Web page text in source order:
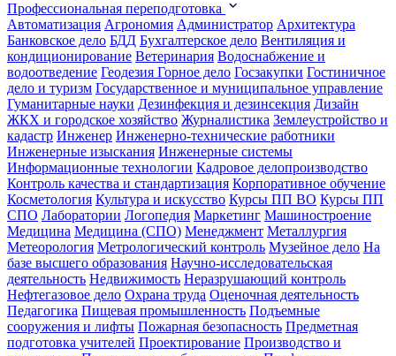
Профессиональная переподготовка
Автоматизация Агрономия Администратор Архитектура
Банковское дело БДД Бухгалтерское дело Вентиляция и
кондиционирование Ветеринария Водоснабжение и
водоотведение Геодезия Горное дело Госзакупки Гостиничное
дело и туризм Государственное и муниципальное управление
Гуманитарные науки Дезинфекция и дезинсекция Дизайн
ЖКХ и городское хозяйство Журналистика Землеустройство и
кадастр Инженер Инженерно-технические работники
Инженерные изыскания Инженерные системы
Информационные технологии Кадровое делопроизводство
Контроль качества и стандартизация Корпоративное обучение
Косметология Культура и искусство Курсы ПП ВО Курсы ПП
СПО Лаборатории Логопедия Маркетинг Машиностроение
Медицина Медицина (СПО) Менеджмент Металлургия
Метеорология Метрологический контроль Музейное дело На
базе высшего образования Научно-исследовательская
деятельность Недвижимость Неразрушающий контроль
Нефтегазовое дело Охрана труда Оценочная деятельность
Педагогика Пищевая промышленность Подъемные
сооружения и лифты Пожарная безопасность Предметная
подготовка учителей Проектирование Производство и